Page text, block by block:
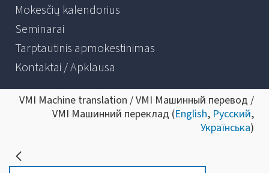
Mokesčių kalendorius
Seminarai
Tarptautinis apmokestinimas
Kontaktai / Apklausa
VMI Machine translation / VMI Машинный перевод /
VMI Машинний переклад (English, Русский,
Українська)